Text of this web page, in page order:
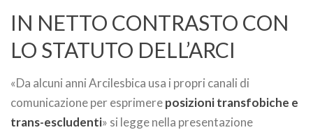
IN NETTO CONTRASTO CON
LO STATUTO DELL’ARCI
«Da alcuni anni Arcilesbica usa i propri canali di
comunicazione per esprimereposizioni transfobiche e
trans-escludenti» si legge nella presentazione